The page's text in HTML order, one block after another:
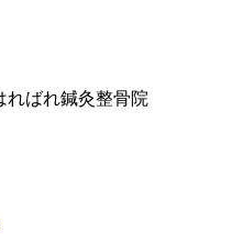
ればれ鍼灸整骨院